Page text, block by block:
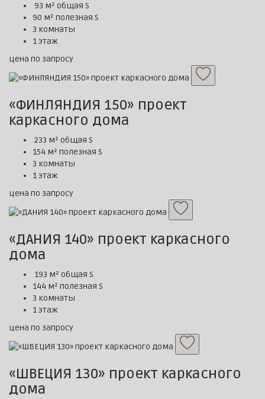
93 м² общая S
90 м² полезная S
3 комнаты
1 этаж
цена по запросу
«ФИНЛЯНДИЯ 150» проект
каркасного дома
233 м² общая S
154 м² полезная S
3 комнаты
1 этаж
цена по запросу
«ДАНИЯ 140» проект каркасного
дома
193 м² общая S
144 м² полезная S
3 комнаты
1 этаж
цена по запросу
«ШВЕЦИЯ 130» проект каркасного
дома